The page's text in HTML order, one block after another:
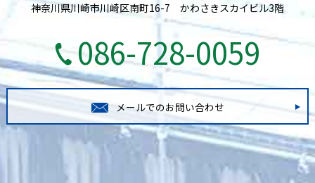
神奈川県川崎市川崎区南町16-7 かわさきスカイビル3階
086-728-0059
メールでのお問い合わせ